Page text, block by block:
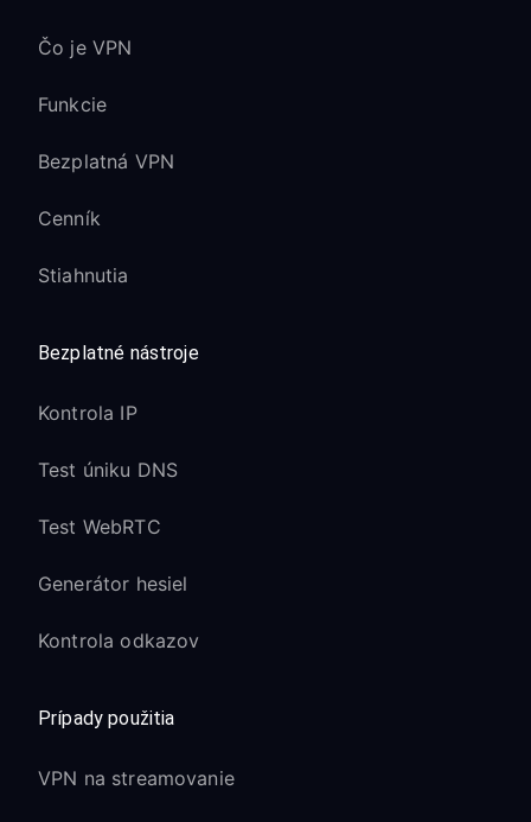
Čo je VPN
Funkcie
Bezplatná VPN
Cenník
Stiahnutia
Bezplatné nástroje
Kontrola IP
Test úniku DNS
Test WebRTC
Generátor hesiel
Kontrola odkazov
Prípady použitia
VPN na streamovanie